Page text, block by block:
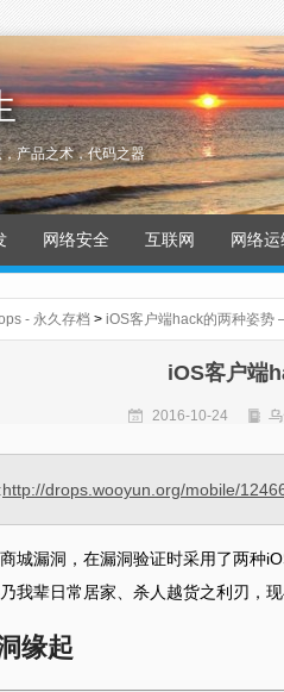
产品之术，代码之器
网络安全 互联网 网络运
- 永久存档 > iOS客户端hack的两种姿势
iOS客户端
2016-10-24
http://drops.wooyun.org/mobile/
城漏洞，在漏洞验证时采用了两种
我辈日常居家、杀人越货之利刃，现
缘起